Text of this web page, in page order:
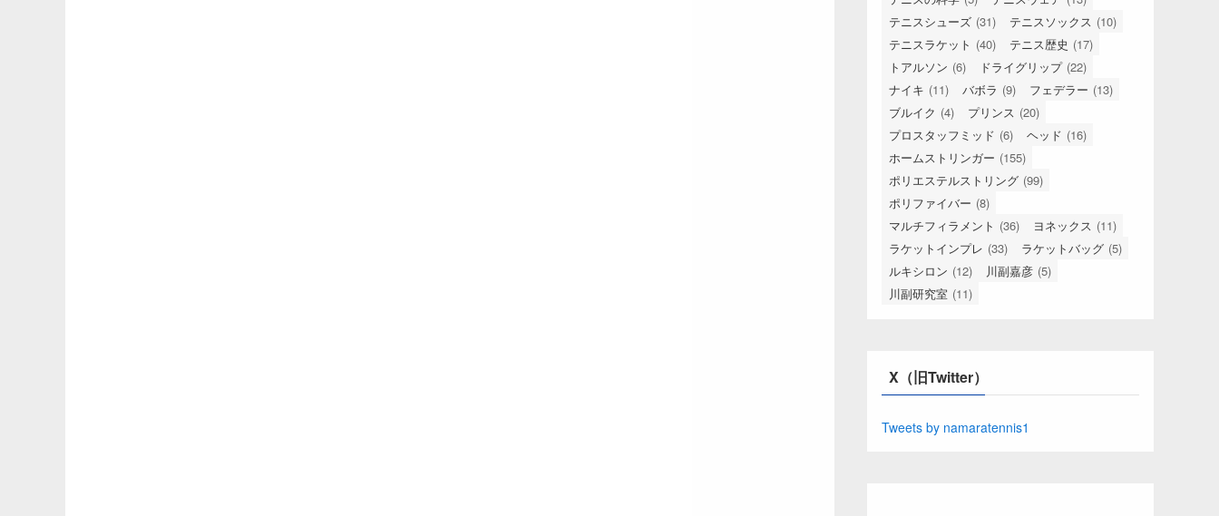
テニスシューズ (31) テニスソックス (10)
テニスラケット (40) テニス歴史 (17)
トアルソン (6) ドライグリップ (22)
ナイキ (11) バボラ (9) フェデラー (13)
ブルイク (4) プリンス (20)
プロスタッフミッド (6) ヘッド (16)
ホームストリンガー (155)
ポリエステルストリング (99)
ポリファイバー (8)
マルチフィラメント (36) ヨネックス (11)
ラケットインプレ (33) ラケットバッグ (5)
ルキシロン (12) 川副嘉彦 (5)
川副研究室 (11)
X（旧Twitter）
Tweets by namaratennis1